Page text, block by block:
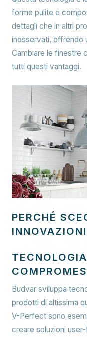
forme pulite e
dettagli che in altri
inosservati, offrendo
Cambiare le finestre
tutti questi vantaggi.
PERCHÉ
Budvar sviluppa
prodotti di altissima
V-Perfect sono
creare soluzioni